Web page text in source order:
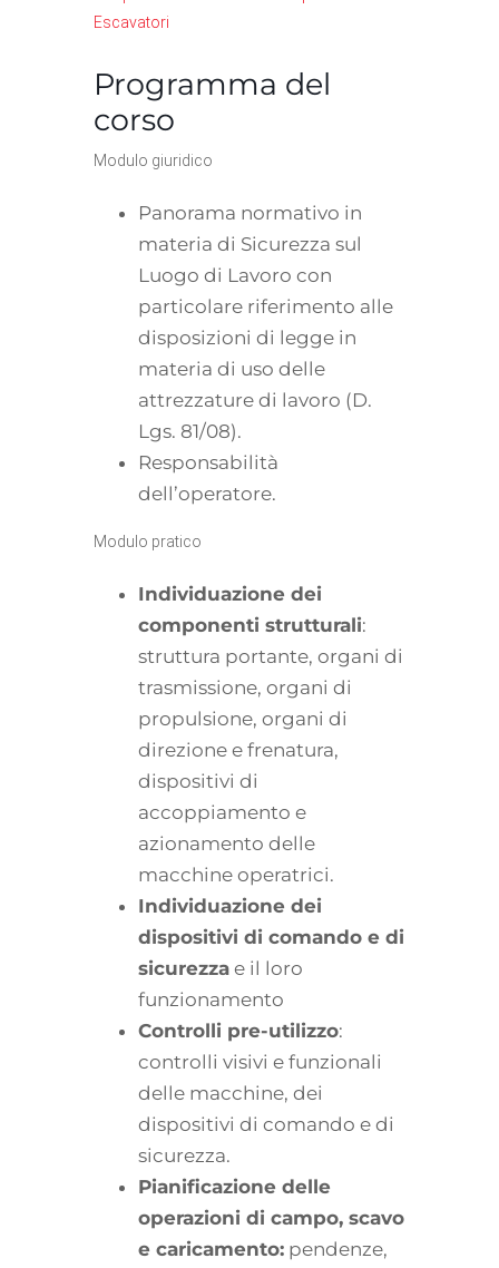
Escavatori
Programma del
corso
Modulo giuridico
Panorama normativo in
materia di Sicurezza sul
Luogo di Lavoro con
particolare riferimento alle
disposizioni di legge in
materia di uso delle
attrezzature di lavoro (D.
Lgs. 81/08).
Responsabilità
dell’operatore.
Modulo pratico
Individuazione dei
componenti strutturali:
struttura portante, organi di
trasmissione, organi di
propulsione, organi di
direzione e frenatura,
dispositivi di
accoppiamento e
azionamento delle
macchine operatrici.
Individuazione dei
dispositivi di comando e di
sicurezza e il loro
funzionamento
Controlli pre-utilizzo:
controlli visivi e funzionali
delle macchine, dei
dispositivi di comando e di
sicurezza.
Pianificazione delle
operazioni di campo, scavo
e caricamento: pendenze,